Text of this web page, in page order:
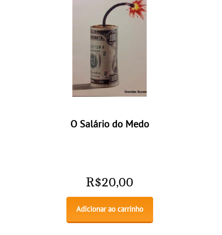
O Salário do Medo
R$20,00
Adicionar ao carrinho